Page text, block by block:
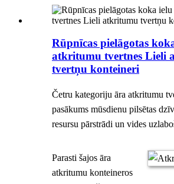
Rūpnīcas pielāgotas
atkritumu tvertnes Lieli
tvertņu konteineri
Četru kategoriju āra atkritumu
pasākums mūsdienu pilsētas
resursu pārstrādi un vides
Parasti šajos āra
atkritumu konteineros